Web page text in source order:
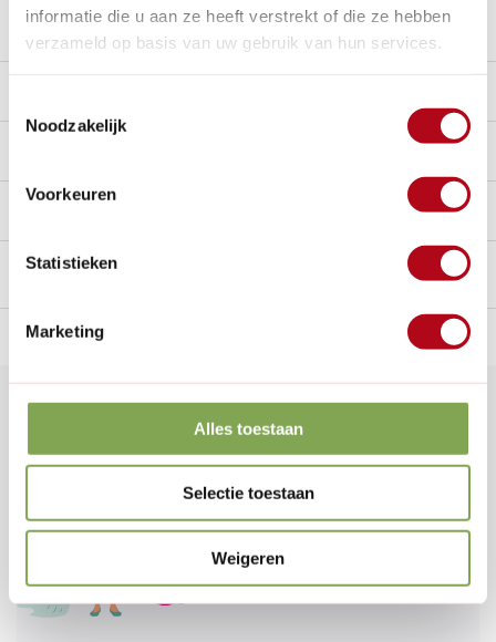
informatie die u aan ze heeft verstrekt of die ze hebben
verzameld op basis van uw gebruik van hun services.
Noodzakelijk
Voorkeuren
Statistieken
Marketing
Alles toestaan
Selectie toestaan
Weigeren
Stel een vraag over dit product
Nederland.* de tuinspecialist
Klantenservice
Veelgestelde vragen
info@dewiltfang.nl
+31 640511932